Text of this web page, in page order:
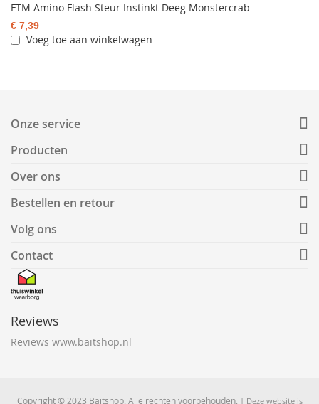
FTM Amino Flash Steur Instinkt Deeg Monstercrab
€ 7,39
Voeg toe aan winkelwagen
Onze service
Producten
Over ons
Bestellen en retour
Volg ons
Contact
Reviews
Reviews www.baitshop.nl
Copyright © 2023 Baitshop. Alle rechten voorbehouden. | Deze website is